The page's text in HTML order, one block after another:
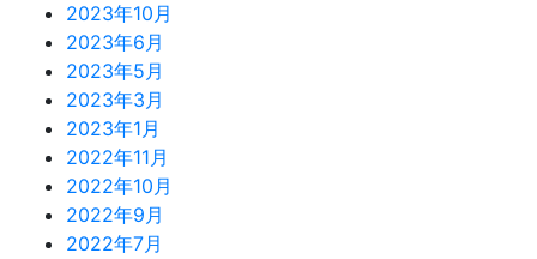
2023年10月
2023年6月
2023年5月
2023年3月
2023年1月
2022年11月
2022年10月
2022年9月
2022年7月